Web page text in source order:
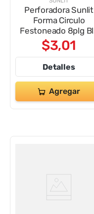
Perforadora Sunlit
Forma Circulo
Festoneado 8plg Bls
pc Hc
$3,01
Detalles
Agregar